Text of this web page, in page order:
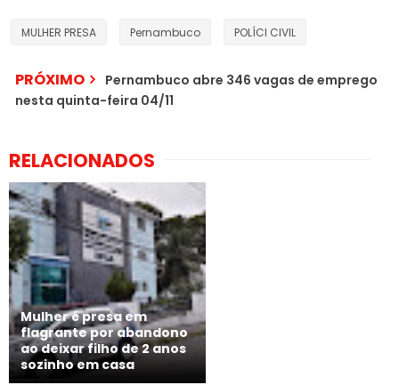
MULHER PRESA Pernambuco POLÍCI CIVIL
PRÓXIMO
Pernambuco abre 346 vagas de emprego
nesta quinta-feira 04/11
RELACIONADOS
Mulher é presa em
flagrante por abandono
ao deixar filho de 2 anos
sozinho em casa